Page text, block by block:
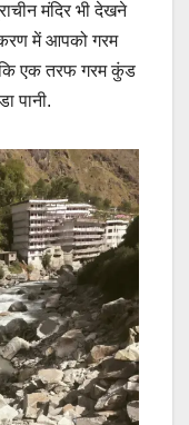
मंदिर भी देखने
में आपको गरम
कि एक तरफ गरम कुंड
पानी.